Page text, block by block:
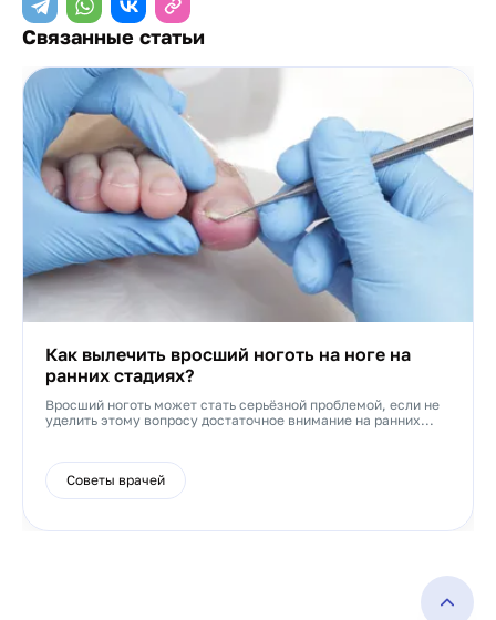
Связанные статьи
Как вылечить вросший ноготь на ноге на
ранних стадиях?
Вросший ноготь может стать серьёзной проблемой, если не
уделить этому вопросу достаточное внимание на ранних...
Советы врачей